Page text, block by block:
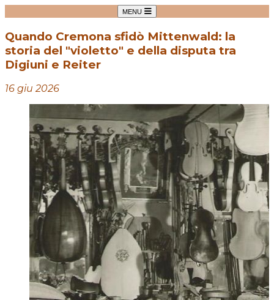
MENU
Quando Cremona sfidò Mittenwald: la
storia del "violetto" e della disputa tra
Digiuni e Reiter
16 giu 2026